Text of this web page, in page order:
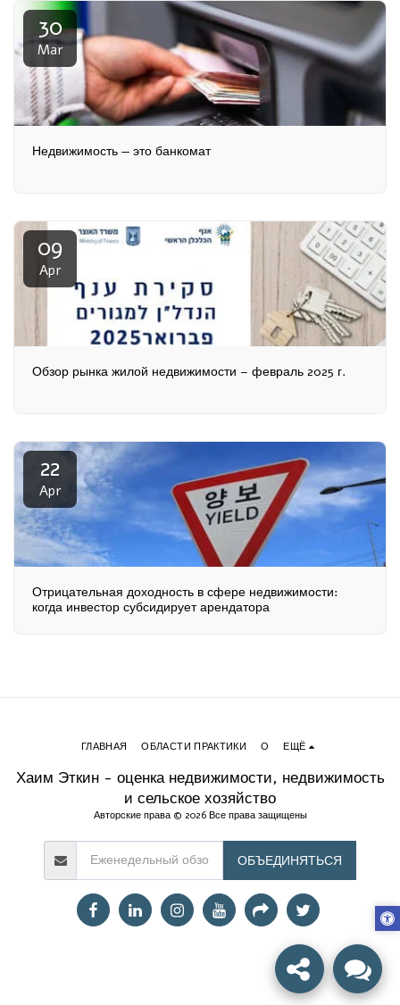
30
Mar
Недвижимость — это банкомат
09
Apr
Обзор рынка жилой недвижимости – февраль 2025 г.
22
Apr
Отрицательная доходность в сфере недвижимости:
когда инвестор субсидирует арендатора
Хаим Эткин - оценка недвижимости, недвижимость
и сельское хозяйство
Авторские права © 2026 Все права защищены
ГЛАВНАЯ ОБЛАСТИ ПРАКТИКИ О ЕЩЁ
ОБЪЕДИНЯТЬСЯ